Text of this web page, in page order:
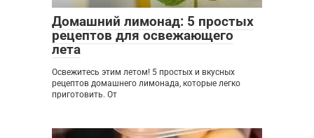
Домашний лимонад: 5 простых
рецептов для освежающего
лета
Освежитесь этим летом! 5 простых и вкусных
рецептов домашнего лимонада, которые легко
приготовить. От